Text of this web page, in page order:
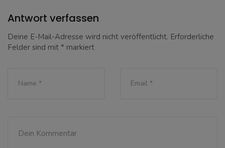
Antwort verfassen
Deine E-Mail-Adresse wird nicht veröffentlicht. Erforderliche
Felder sind mit * markiert